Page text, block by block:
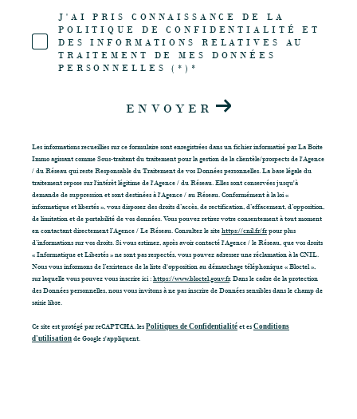
J'AI PRIS CONNAISSANCE DE LA
POLITIQUE DE CONFIDENTIALITÉ ET
DES INFORMATIONS RELATIVES AU
TRAITEMENT DE MES DONNÉES
PERSONNELLES (*)*
ENVOYER
Les informations recueillies sur ce formulaire sont enregistrées dans un fichier informatisé par La Boite
Immo agissant comme Sous-traitant du traitement pour la gestion de la clientèle/prospects de l'Agence
/ du Réseau qui reste Responsable du Traitement de vos Données personnelles. La base légale du
traitement repose sur l'intérêt légitime de l'Agence / du Réseau. Elles sont conservées jusqu'à
demande de suppression et sont destinées à l'Agence / au Réseau. Conformément à la loi «
informatique et libertés », vous disposez des droits d’accès, de rectification, d’effacement, d’opposition,
de limitation et de portabilité de vos données. Vous pouvez retirer votre consentement à tout moment
en contactant directement l’Agence / Le Réseau. Consultez le sitehttps://cnil.fr/frpour plus
d’informations sur vos droits. Si vous estimez, après avoir contacté l'Agence / le Réseau, que vos droits
« Informatique et Libertés » ne sont pas respectés, vous pouvez adresser une réclamation à la CNIL.
Nous vous informons de l’existence de la liste d'opposition au démarchage téléphonique « Bloctel »,
sur laquelle vous pouvez vous inscrire ici :https://www.bloctel.gouv.fr. Dans le cadre de la protection
des Données personnelles, nous vous invitons à ne pas inscrire de Données sensibles dans le champ de
saisie libre.
Ce site est protégé par reCAPTCHA, les Politiques de Confidentialité et es Conditions
d'utilisation de Google s'appliquent.